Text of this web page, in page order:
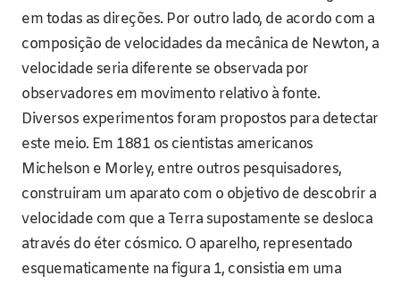
em todas as direções. Por outro lado, de acordo com a
composição de velocidades da mecânica de Newton, a
velocidade seria diferente se observada por
observadores em movimento relativo à fonte.
Diversos experimentos foram propostos para detectar
este meio. Em 1881 os cientistas americanos
Michelson e Morley, entre outros pesquisadores,
construiram um aparato com o objetivo de descobrir a
velocidade com que a Terra supostamente se desloca
através do éter cósmico. O aparelho, representado
esquematicamente na figura 1, consistia em uma